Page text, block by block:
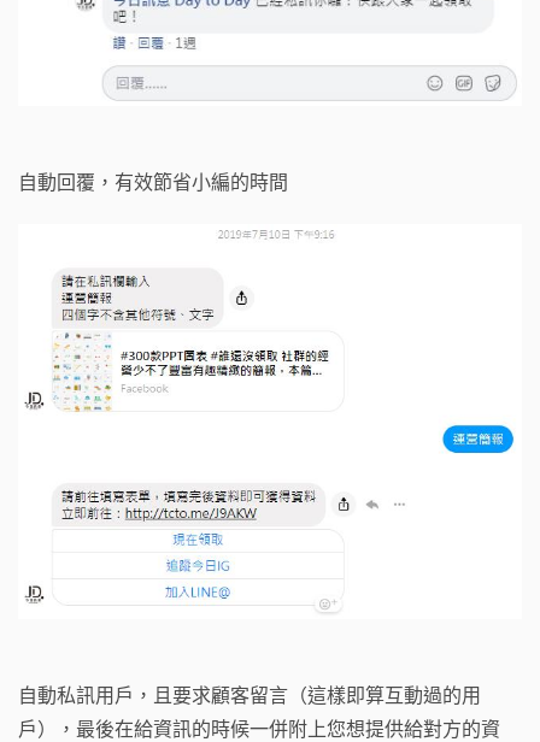
自動回覆，有效節省小編的時間
自動私訊用戶，且要求顧客留言（這樣即算互動過的用
戶），最後在給資訊的時候一併附上您想提供給對方的資